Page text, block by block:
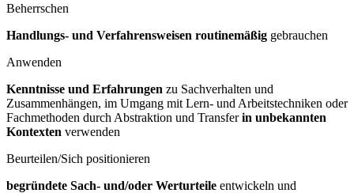
Beherrschen
Handlungs- und Verfahrensweisen routinemäßig gebrauchen
Anwenden
Kenntnisse und Erfahrungen zu Sachverhalten und
Zusammenhängen, im Umgang mit Lern- und Arbeitstechniken oder
Fachmethoden durch Abstraktion und Transferin unbekannten
Kontexten verwenden
Beurteilen/Sich positionieren
begründete Sach- und/oder Werturteile entwickeln und